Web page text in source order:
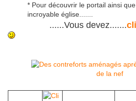
* Pour découvrir le portail ainsi
incroyable église.......
......Vous devez.......